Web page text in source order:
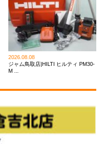
2026.08.08
ジャム鳥取店|HILTI ヒルティ PM30-
M ...